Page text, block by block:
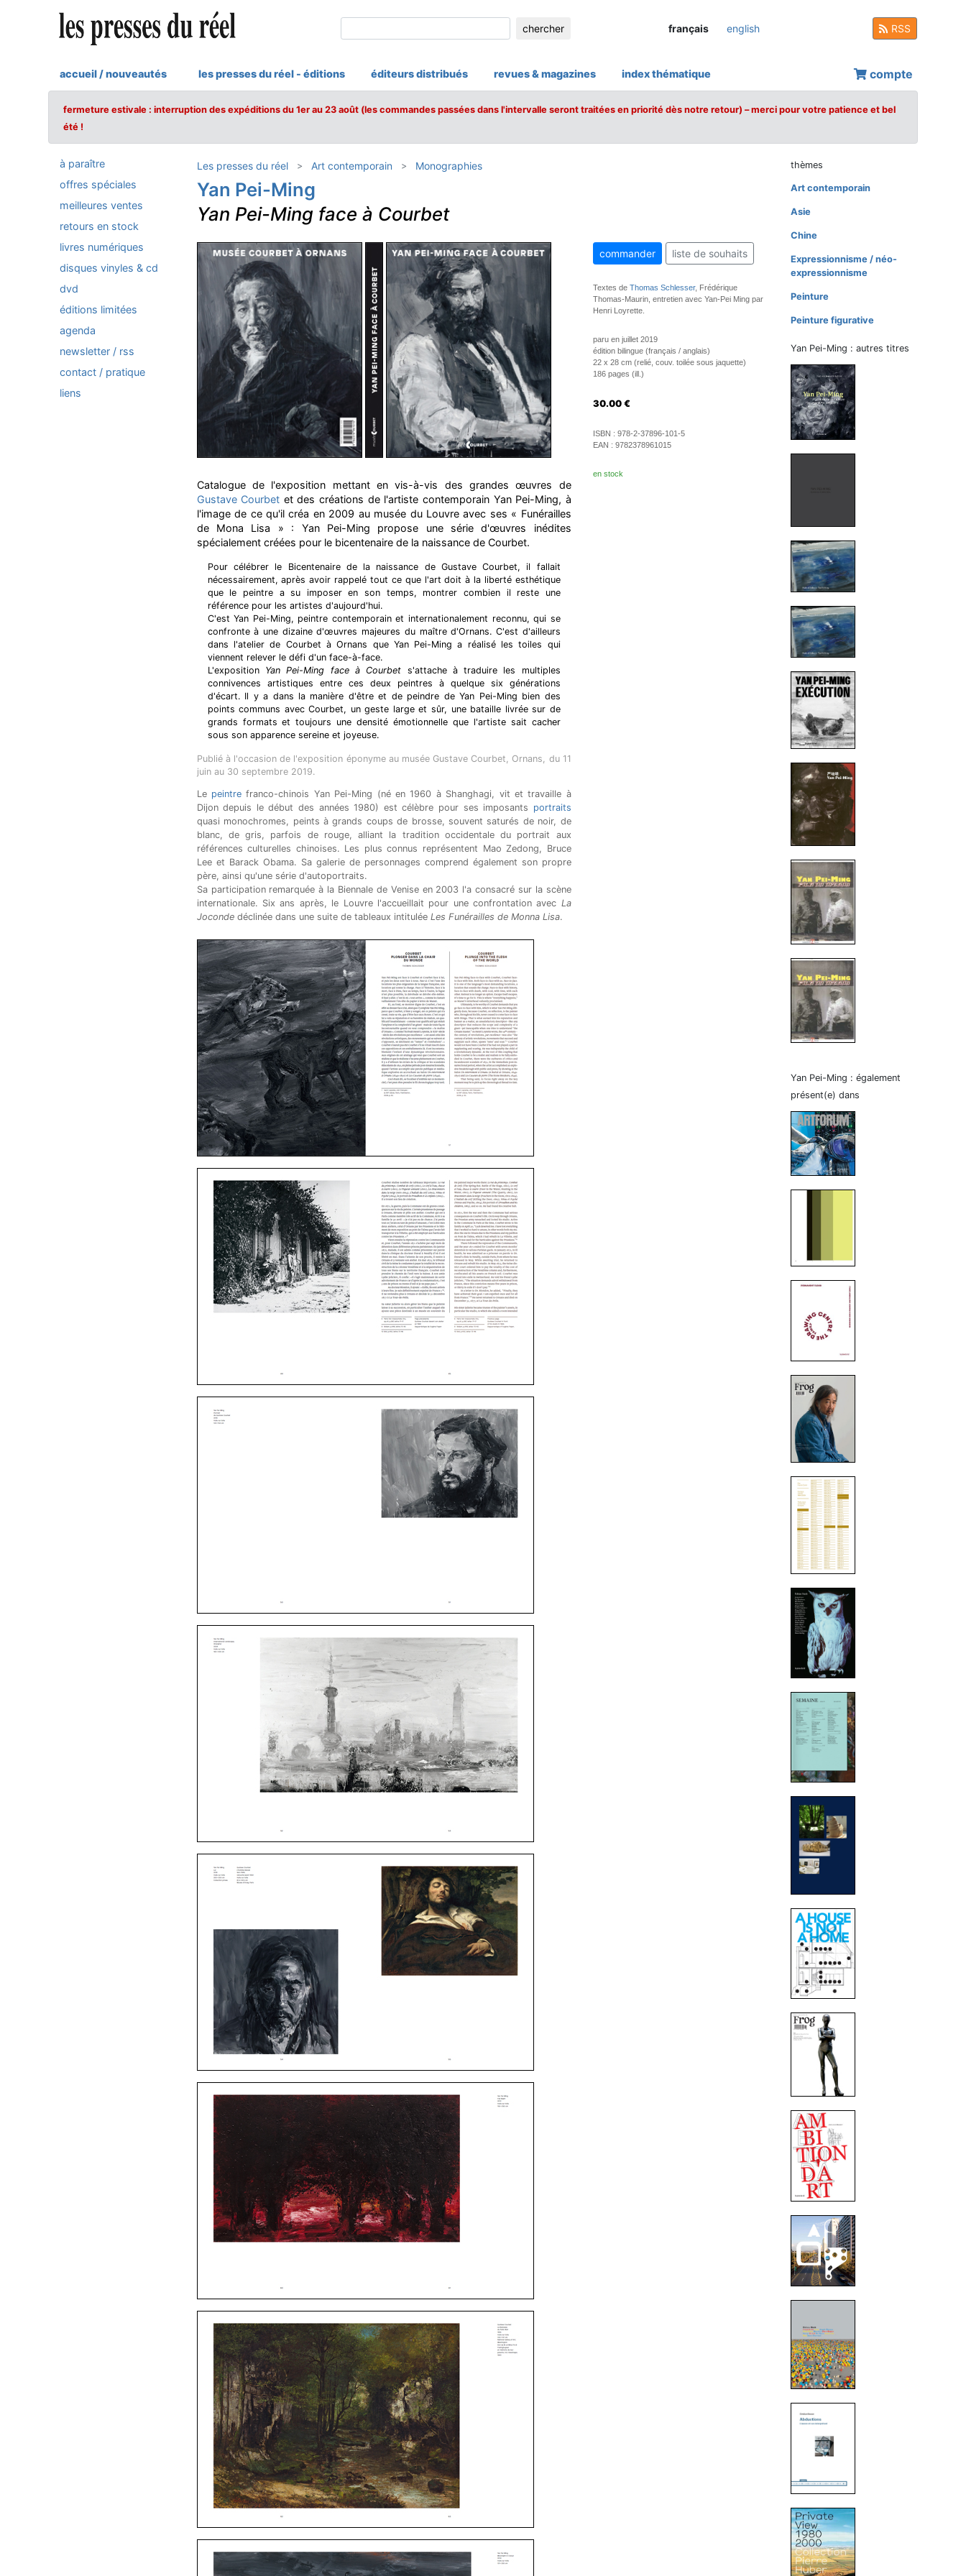
chercher français english RSS
accueil / nouveautés les presses du réel - éditions éditeurs distribués revues & magazines index thématique compte
fermeture estivale : interruption des expéditions du 1er au 23 août (les commandes passées dans l'intervalle seront traitées en priorité dès notre retour) – merci pour votre patience et bel
été !
à paraître
offres spéciales
meilleures ventes
retours en stock
livres numériques
disques vinyles & cd
dvd
éditions limitées
agenda
newsletter / rss
contact / pratique
liens
Les presses du réel Art contemporain Monographies
Yan Pei-Ming
Yan Pei-Ming face à Courbet
Catalogue de l'exposition mettant en vis-à-vis des grandes œuvres de
Gustave Courbet et des créations de l'artiste contemporain Yan Pei-Ming, à
l'image de ce qu'il créa en 2009 au musée du Louvre avec ses « Funérailles
de Mona Lisa » : Yan Pei-Ming propose une série d'œuvres inédites
spécialement créées pour le bicentenaire de la naissance de Courbet.
Pour célébrer le Bicentenaire de la naissance de Gustave Courbet, il fallait
nécessairement, après avoir rappelé tout ce que l'art doit à la liberté esthétique
que le peintre a su imposer en son temps, montrer combien il reste une
référence pour les artistes d'aujourd'hui.
C'est Yan Pei-Ming, peintre contemporain et internationalement reconnu, qui se
confronte à une dizaine d'œuvres majeures du maître d'Ornans. C'est d'ailleurs
dans l'atelier de Courbet à Ornans que Yan Pei-Ming a réalisé les toiles qui
viennent relever le défi d'un face-à-face.
L'exposition Yan Pei-Ming face à Courbet s'attache à traduire les multiples
connivences artistiques entre ces deux peintres à quelque six générations
d'écart. Il y a dans la manière d'être et de peindre de Yan Pei-Ming bien des
points communs avec Courbet, un geste large et sûr, une bataille livrée sur de
grands formats et toujours une densité émotionnelle que l'artiste sait cacher
sous son apparence sereine et joyeuse.
Publié à l'occasion de l'exposition éponyme au musée Gustave Courbet, Ornans, du 11
juin au 30 septembre 2019.
Le peintre franco-chinois Yan Pei-Ming (né en 1960 à Shanghagi, vit et travaille à
Dijon depuis le début des années 1980) est célèbre pour ses imposants portraits
quasi monochromes, peints à grands coups de brosse, souvent saturés de noir, de
blanc, de gris, parfois de rouge, alliant la tradition occidentale du portrait aux
références culturelles chinoises. Les plus connus représentent Mao Zedong, Bruce
Lee et Barack Obama. Sa galerie de personnages comprend également son propre
père, ainsi qu'une série d'autoportraits.
Sa participation remarquée à la Biennale de Venise en 2003 l'a consacré sur la scène
internationale. Six ans après, le Louvre l'accueillait pour une confrontation avec La
Jocondedéclinée dans une suite de tableaux intitulée Les Funérailles de Monna Lisa.
commander liste de souhaits
Textes de Thomas Schlesser, Frédérique
Thomas-Maurin, entretien avec Yan-Pei Ming par
Henri Loyrette.
paru en juillet 2019
édition bilingue (français / anglais)
22 x 28 cm (relié, couv. toilée sous jaquette)
186 pages (ill.)
30.00 €
ISBN : 978-2-37896-101-5
EAN : 9782378961015
en stock
thèmes
Art contemporain
Asie
Chine
Expressionnisme / néo-
expressionnisme
Peinture
Peinture figurative
Yan Pei-Ming : autres titres
Yan Pei-Ming : également
présent(e) dans